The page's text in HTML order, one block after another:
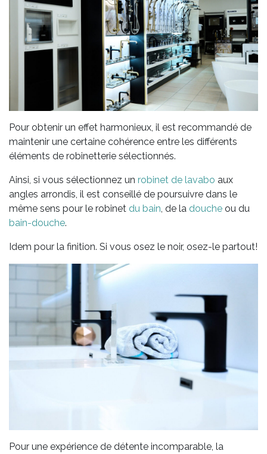
Pour obtenir un effet harmonieux, il est recommandé de
maintenir une certaine cohérence entre les différents
éléments de robinetterie sélectionnés.
Ainsi, si vous sélectionnez un robinet de lavabo aux
angles arrondis, il est conseillé de poursuivre dans le
même sens pour le robinet du bain, de la douche ou du
bain-douche.
Idem pour la finition. Si vous osez le noir, osez-le partout!
Pour une expérience de détente incomparable, la